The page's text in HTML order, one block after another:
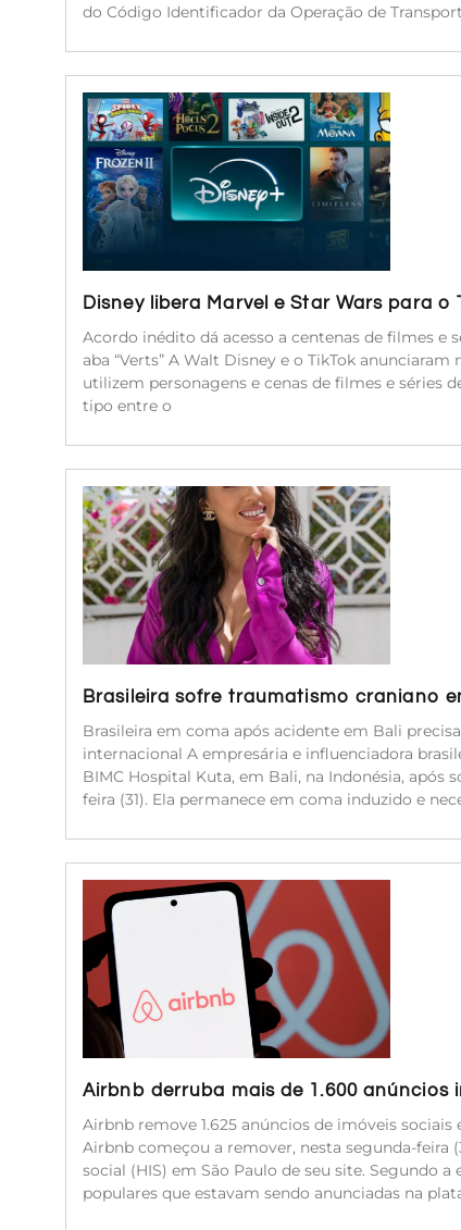
do Código Identificador da Operação de
Disney libera Marvel e Star Wars para
Acordo inédito dá acesso a centenas de filmes e
aba “Verts” A Walt Disney e o TikTok
utilizem personagens e cenas de filmes e séries
tipo entre o
Brasileira sofre traumatismo craniano
Brasileira em coma após acidente em Bali
internacional A empresária e influenciadora
BIMC Hospital Kuta, em Bali, na Indonésia,
feira (31). Ela permanece em coma induzido e
Airbnb derruba mais de 1.600 anúncios
Airbnb remove 1.625 anúncios de imóveis
Airbnb começou a remover, nesta segunda-feira
social (HIS) em São Paulo de seu site. Segundo
populares que estavam sendo anunciadas na